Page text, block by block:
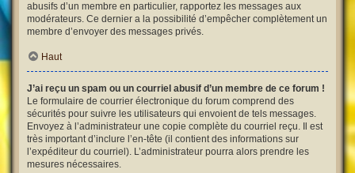
abusifs d’un membre en particulier, rapportez les messages aux
modérateurs. Ce dernier a la possibilité d’empêcher complètement un
membre d’envoyer des messages privés.
Haut
J’ai reçu un spam ou un courriel abusif d’un membre de ce forum !
Le formulaire de courrier électronique du forum comprend des
sécurités pour suivre les utilisateurs qui envoient de tels messages.
Envoyez à l’administrateur une copie complète du courriel reçu. Il est
très important d’inclure l’en-tête (il contient des informations sur
l’expéditeur du courriel). L’administrateur pourra alors prendre les
mesures nécessaires.